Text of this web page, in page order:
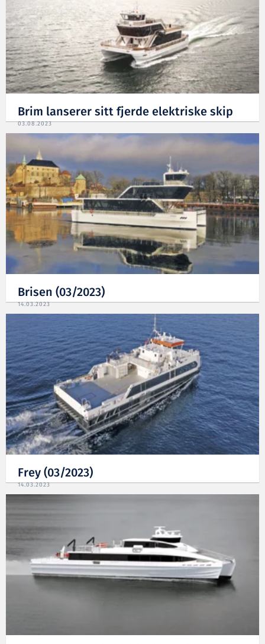
Brim lanserer sitt fjerde elektriske skip
03.08.2023
Brisen (03/2023)
14.03.2023
Frey (03/2023)
14.03.2023